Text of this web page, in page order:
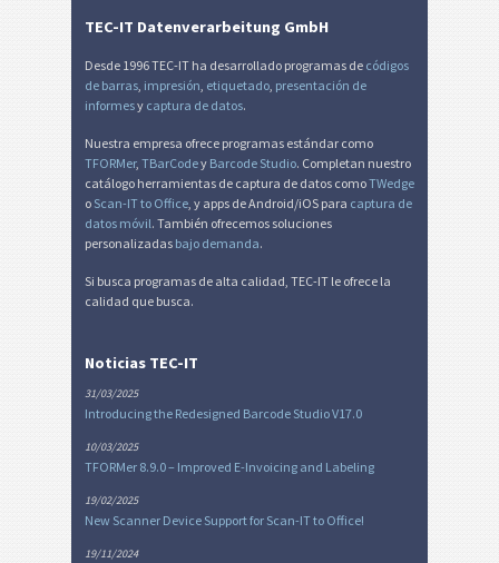
TEC-IT Datenverarbeitung GmbH
Desde 1996 TEC-IT ha desarrollado programas de códigos
de barras, impresión, etiquetado, presentación de
informesy captura de datos.
Nuestra empresa ofrece programas estándar como
TFORMer, TBarCodey Barcode Studio. Completan nuestro
catálogo herramientas de captura de datos comoTWedge
o Scan-IT to Office, y apps de Android/iOS para captura de
datos móvil. También ofrecemos soluciones
personalizadas bajo demanda.
Si busca programas de alta calidad, TEC-IT le ofrece la
calidad que busca.
Noticias TEC-IT
31/03/2025
Introducing the Redesigned Barcode Studio V17.0
10/03/2025
TFORMer 8.9.0 – Improved E-Invoicing and Labeling
19/02/2025
New Scanner Device Support for Scan-IT to Office!
19/11/2024